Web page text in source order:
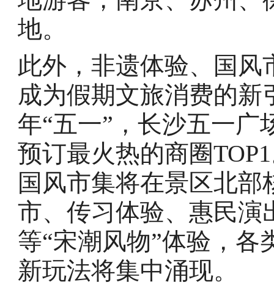
地。
此外，非遗体验、国
成为假期文旅消费的
年“五一”，长沙五一广
预订最火热的商圈
国风市集将在景区北
市、传习体验、惠民演
等“宋潮风物”体验，
新玩法将集中涌现。